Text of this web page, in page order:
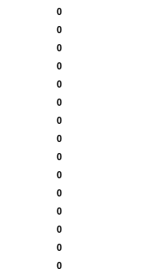
0
0
0
0
0
0
0
0
0
0
0
0
0
0
0